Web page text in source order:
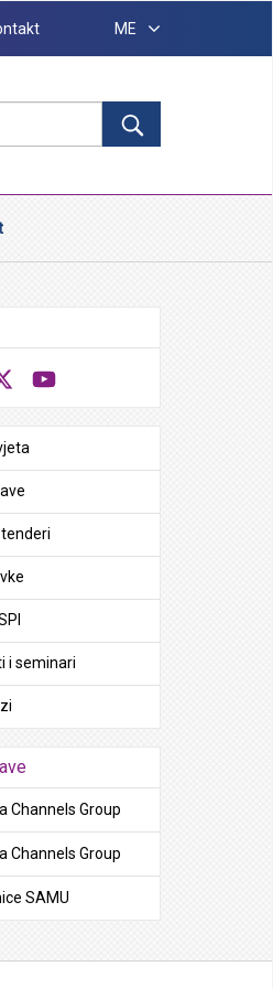
ME
i seminari
Channels Group
Channels Group
SAMU